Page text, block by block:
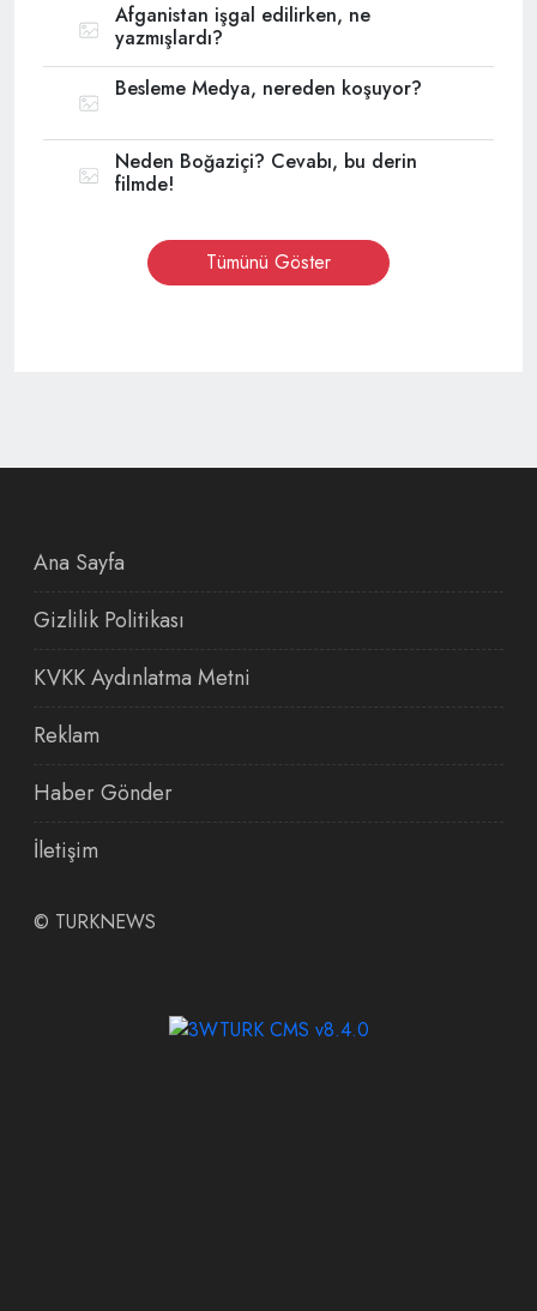
Afganistan işgal edilirken, ne
yazmışlardı?
Besleme Medya, nereden koşuyor?
Neden Boğaziçi? Cevabı, bu derin
filmde!
Tümünü Göster
Ana Sayfa
Gizlilik Politikası
KVKK Aydınlatma Metni
Reklam
Haber Gönder
İletişim
© TURKNEWS